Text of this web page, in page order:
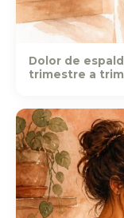
Dolor de
trimestre a